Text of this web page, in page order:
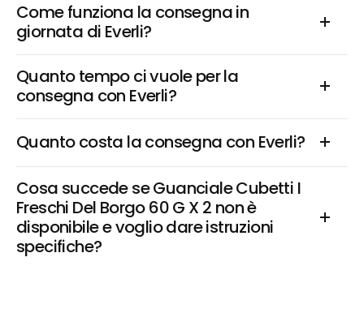
Come funziona la consegna in
giornata di Everli?
Quanto tempo ci vuole per la
consegna con Everli?
Quanto costa la consegna con Everli?
Cosa succede se Guanciale Cubetti I
Freschi Del Borgo 60 G X 2 non è
disponibile e voglio dare istruzioni
specifiche?